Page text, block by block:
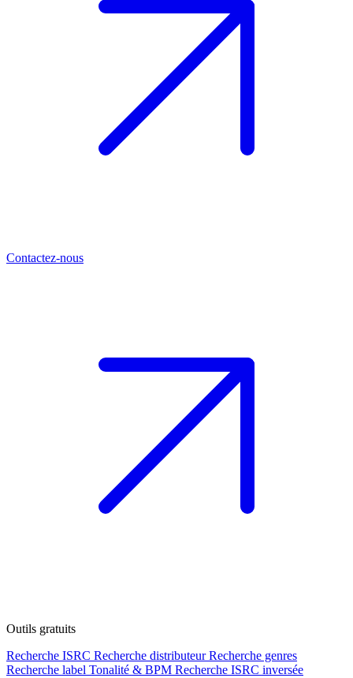
Contactez-nous
Outils gratuits
Recherche ISRC Recherche distributeur Recherche genres
Recherche label Tonalité & BPM Recherche ISRC inversée